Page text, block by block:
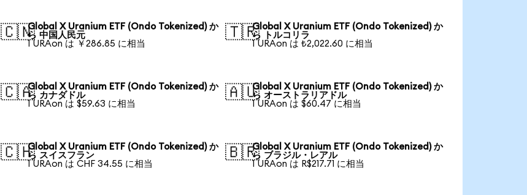
🇨🇳Global X Uranium ETF (Ondo Tokenized) か
ら 中国人民元
1 URAon は ￥286.85 に相当
🇹🇷Global X Uranium ETF (Ondo Tokenized) か
ら トルコリラ
1 URAon は ₺2,022.60 に相当
🇨🇦Global X Uranium ETF (Ondo Tokenized) か
ら カナダドル
1 URAon は $59.63 に相当
🇦🇺Global X Uranium ETF (Ondo Tokenized) か
ら オーストラリアドル
1 URAon は $60.47 に相当
🇨🇭Global X Uranium ETF (Ondo Tokenized) か
ら スイスフラン
1 URAon は CHF 34.55 に相当
🇧🇷Global X Uranium ETF (Ondo Tokenized) か
ら ブラジル・レアル
1 URAon は R$217.71 に相当